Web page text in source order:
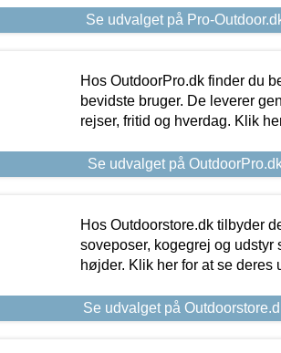
Se udvalget på Pro-
Hos OutdoorPro.dk finder du
bevidste bruger. De leverer
rejser, fritid og hverdag. Klik
Se udvalget på
Hos Outdoorstore.dk tilbyder
soveposer, kogegrej og
højder. Klik her for at se deres
Se udvalget på